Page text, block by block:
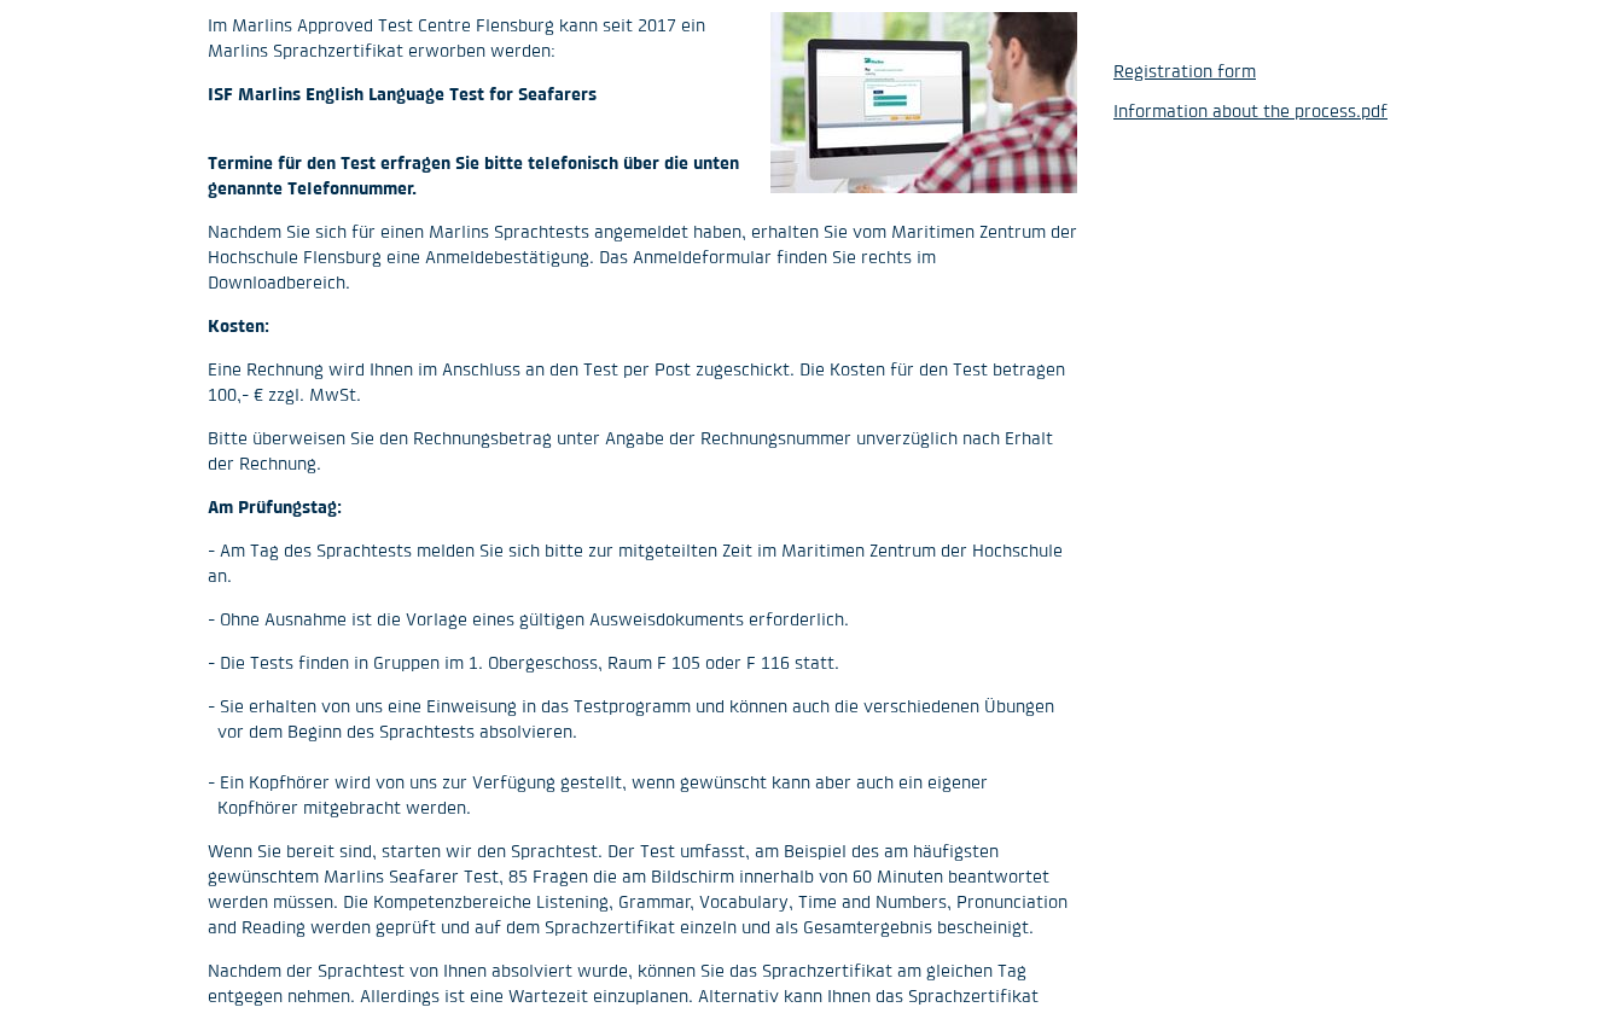
Im Marlins Approved Test Centre Flensburg kann seit 2017 ein
Marlins Sprachzertifikat erworben werden:
ISF Marlins English Language Test for Seafarers
Termine für den Test erfragen Sie bitte telefonisch über die unten
genannte Telefonnummer.
Nachdem Sie sich für einen Marlins Sprachtests angemeldet haben, erhalten Sie vom Maritimen Zentrum der
Hochschule Flensburg eine Anmeldebestätigung. Das Anmeldeformular finden Sie rechts im
Downloadbereich.
Kosten:
Eine Rechnung wird Ihnen im Anschluss an den Test per Post zugeschickt. Die Kosten für den Test betragen
100,- € zzgl. MwSt.
Bitte überweisen Sie den Rechnungsbetrag unter Angabe der Rechnungsnummer unverzüglich nach Erhalt
der Rechnung.
Am Prüfungstag:
- Am Tag des Sprachtests melden Sie sich bitte zur mitgeteilten Zeit im Maritimen Zentrum der Hochschule
an.
- Ohne Ausnahme ist die Vorlage eines gültigen Ausweisdokuments erforderlich.
- Die Tests finden in Gruppen im 1. Obergeschoss, Raum F 105 oder F 116 statt.
- Sie erhalten von uns eine Einweisung in das Testprogramm und können auch die verschiedenen Übungen
vor dem Beginn des Sprachtests absolvieren.
- Ein Kopfhörer wird von uns zur Verfügung gestellt, wenn gewünscht kann aber auch ein eigener
Kopfhörer mitgebracht werden.
Wenn Sie bereit sind, starten wir den Sprachtest. Der Test umfasst, am Beispiel des am häufigsten
gewünschtem Marlins Seafarer Test, 85 Fragen die am Bildschirm innerhalb von 60 Minuten beantwortet
werden müssen. Die Kompetenzbereiche Listening, Grammar, Vocabulary, Time and Numbers, Pronunciation
and Reading werden geprüft und auf dem Sprachzertifikat einzeln und als Gesamtergebnis bescheinigt.
Nachdem der Sprachtest von Ihnen absolviert wurde, können Sie das Sprachzertifikat am gleichen Tag
entgegen nehmen. Allerdings ist eine Wartezeit einzuplanen. Alternativ kann Ihnen das Sprachzertifikat
Registration form
Information about the process.pdf